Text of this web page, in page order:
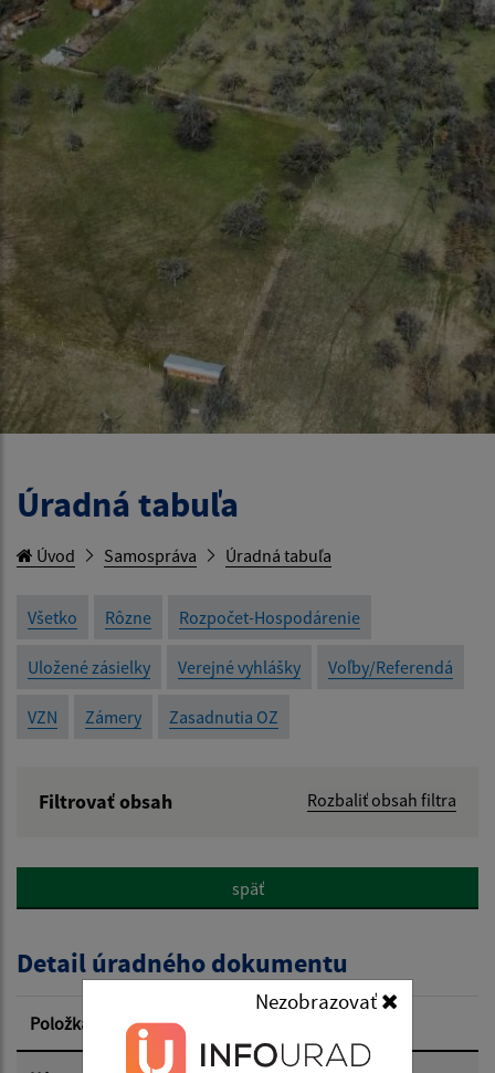
Nezobrazovať
Úradná tabuľa
Úvod Samospráva Úradná tabuľa
Všetko Rôzne Rozpočet-Hospodárenie
Uložené zásielky Verejné vyhlášky Voľby/Referendá
VZN Zámery Zasadnutia OZ
Filtrovať obsah Rozbaliť obsah filtra
Popis:
Dátum zverejnenia od:
Dátum zverejnenia do:
späť
Detail úradného dokumentu
Položka Informácia